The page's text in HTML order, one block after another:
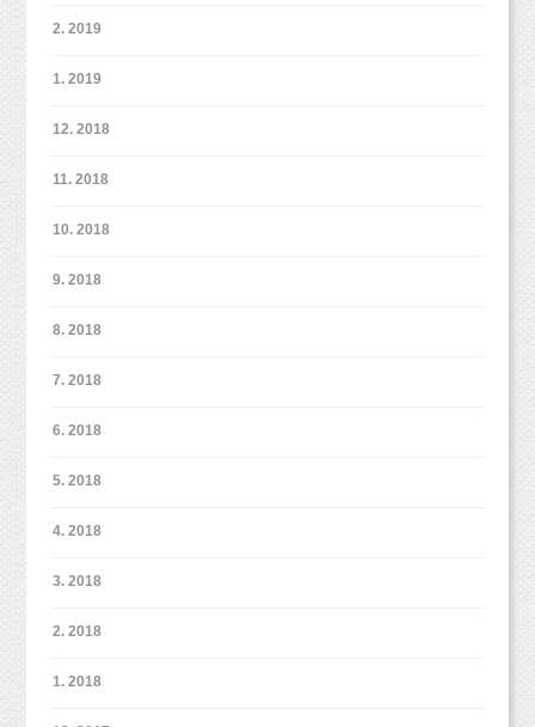
2. 2019
1. 2019
12. 2018
11. 2018
10. 2018
9. 2018
8. 2018
7. 2018
6. 2018
5. 2018
4. 2018
3. 2018
2. 2018
1. 2018